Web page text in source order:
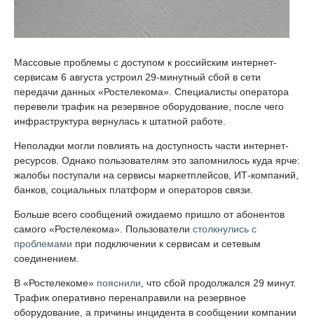
Массовые проблемы с доступом к российским интернет-
сервисам 6 августа устроил 29-минутный сбой в сети
передачи данных «Ростелекома». Специалисты оператора
перевели трафик на резервное оборудование, после чего
инфраструктура вернулась к штатной работе.
Неполадки могли повлиять на доступность части интернет-
ресурсов. Однако пользователям это запомнилось куда ярче:
жалобы поступали на сервисы маркетплейсов, ИТ-компаний,
банков, социальных платформ и операторов связи.
Больше всего сообщений ожидаемо пришло от абонентов
самого «Ростелекома». Пользователи столкнулись с
проблемами при подключении к сервисам и сетевым
соединением.
В «Ростелекоме» пояснили , что сбой продолжался 29 минут.
Трафик оперативно перенаправили на резервное
оборудование, а причины инцидента в сообщении компании